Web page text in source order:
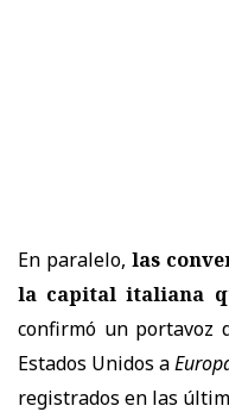
En paralelo,las
la capital italiana
confirmó un portavoz
Estados Unidos a
registrados en las